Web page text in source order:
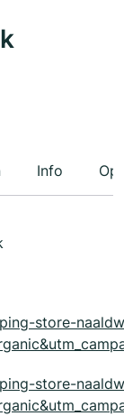
Info
store-
store-